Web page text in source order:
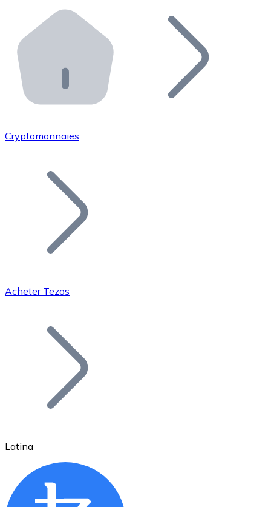
Distributeurs automatiques Bitnovo
Intégrez un ATM Bitnovo dans votre entreprise et
API Bitnovo
Intégrez notre API dans votre écosystème.
Rejoignez notre réseau de distributeurs et
Ajoutez le token de votre projet à notre service
Bitcoin
Cryptomonnaies
Acheter Tezos
Latina